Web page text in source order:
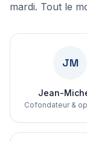
mardi. Tout le
JM
Jean-
Cofondateur &